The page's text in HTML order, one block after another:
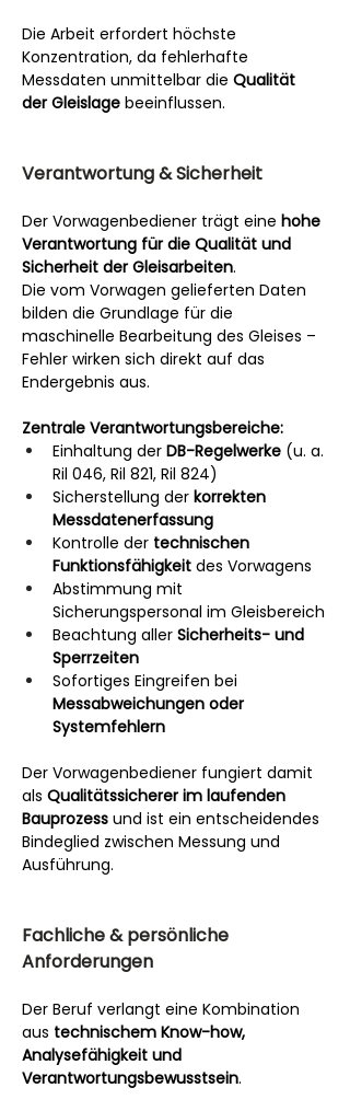
Die Arbeit erfordert höchste
Konzentration, da fehlerhafte
Messdaten unmittelbar die Qualität
der Gleislage beeinflussen.
Verantwortung & Sicherheit
Der Vorwagenbediener trägt eine hohe
Verantwortung für die Qualität und
Sicherheit der Gleisarbeiten.
Die vom Vorwagen gelieferten Daten
bilden die Grundlage für die
maschinelle Bearbeitung des Gleises –
Fehler wirken sich direkt auf das
Endergebnis aus.
Zentrale Verantwortungsbereiche:
Einhaltung der DB-Regelwerke (u. a.
Ril 046, Ril 821, Ril 824)
Sicherstellung der korrekten
Messdatenerfassung
Kontrolle der technischen
Funktionsfähigkeit des Vorwagens
Abstimmung mit
Sicherungspersonal im Gleisbereich
Beachtung aller Sicherheits- und
Sperrzeiten
Sofortiges Eingreifen bei
Messabweichungen oder
Systemfehlern
Der Vorwagenbediener fungiert damit
als Qualitätssicherer im laufenden
Bauprozess und ist ein entscheidendes
Bindeglied zwischen Messung und
Ausführung.
Fachliche & persönliche
Anforderungen
Der Beruf verlangt eine Kombination
aus technischem Know-how,
Analysefähigkeit und
Verantwortungsbewusstsein.